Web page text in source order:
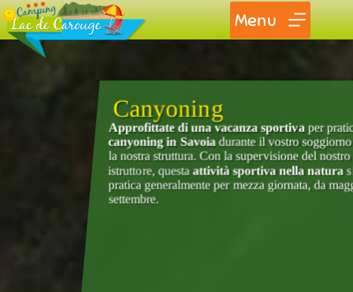
Menu
Canyoning
Approfittate di una vacanza sportivaper
canyoning in Savoiadurante il vostro soggiorno
la nostra struttura. Con la supervisione del nostro
istruttore, questaattività sportiva nella natura
pratica generalmente per mezza giornata, da
settembre.